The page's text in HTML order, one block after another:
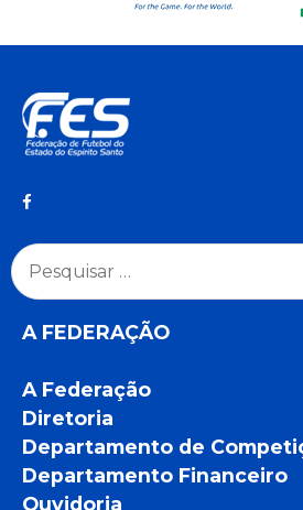
Pesquisar
por:
A FEDERAÇÃO
A Federação
Diretoria
Departamento de
Departamento Financeiro
Ouvidoria